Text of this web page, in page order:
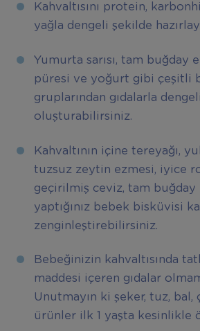
Kahvaltısını protein,
yağla dengeli şekilde
Yumurta sarısı, tam buğday
püresi ve yoğurt gibi çeşitli
gruplarından gıdalarla
oluşturabilirsiniz.
Kahvaltının içine tereyağı,
tuzsuz zeytin ezmesi, iyice
geçirilmiş ceviz, tam buğday
yaptığınız bebek bisküvisi
zenginleştirebilirsiniz.
Bebeğinizin kahvaltısında
maddesi içeren gıdalar
Unutmayın ki şeker, tuz, bal,
ürünler ilk 1 yaşta kesinlikle